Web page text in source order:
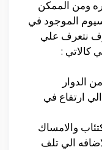
ومن الممكن
الموجود في
نتعرف علي
كالاتي :
الدوار
ارتفاع في
والامساك
الي تلف